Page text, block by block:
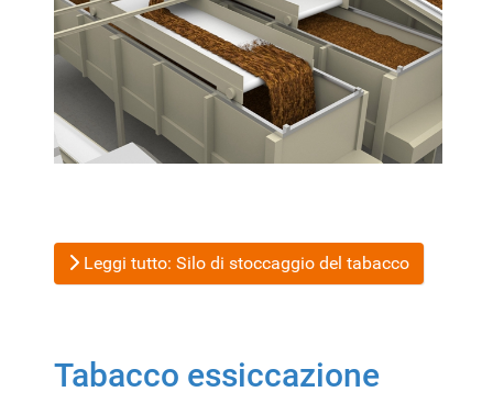
Leggi tutto: Silo di stoccaggio del tabacco
Tabacco essiccazione